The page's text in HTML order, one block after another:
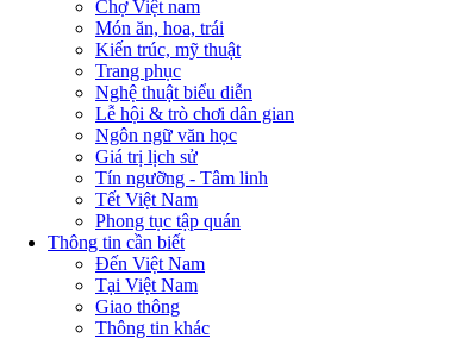
Chợ Việt nam
Món ăn, hoa, trái
Kiến trúc, mỹ thuật
Trang phục
Nghệ thuật biểu diễn
Lễ hội & trò chơi dân gian
Ngôn ngữ văn học
Giá trị lịch sử
Tín ngưỡng - Tâm linh
Tết Việt Nam
Phong tục tập quán
Thông tin cần biết
Đến Việt Nam
Tại Việt Nam
Giao thông
Thông tin khác